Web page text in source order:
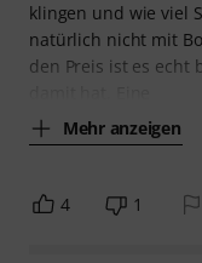
klingen und wie viel
natürlich nicht mit
den Preis ist es echt
Mehr anzeigen
4 1